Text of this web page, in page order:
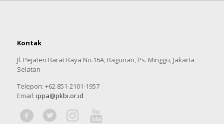
Kontak
Jl. Pejaten Barat Raya No.16A, Ragunan, Ps. Minggu, Jakarta
Selatan
Telepon: +62 851-2101-1957
Email: ippa@pkbi.or.id